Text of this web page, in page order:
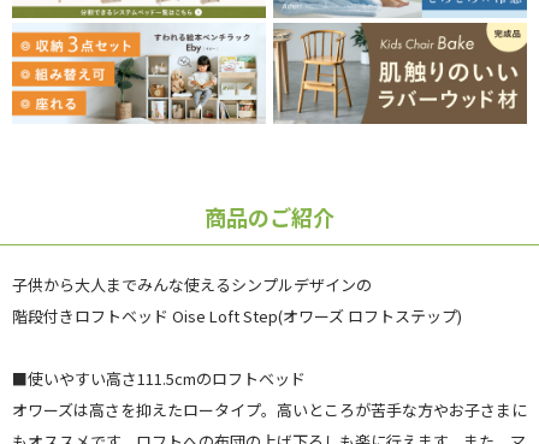
商品のご紹介
子供から大人までみんな使えるシンプルデザインの
階段付きロフトベッド Oise Loft Step(オワーズ ロフトステップ)
■使いやすい高さ111.5cmのロフトベッド
オワーズは高さを抑えたロータイプ。高いところが苦手な方やお子さまに